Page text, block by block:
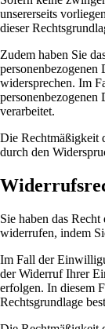
unsererseits
dieser
Zudem haben Sie
widersprechen. Im
verarbeitet.
Die Rechtmäßigkeit
durch den
Sie haben das
widerrufen, indem
Im Fall der
der Widerruf Ihrer
erfolgen. In diesem
Rechtsgrundlage